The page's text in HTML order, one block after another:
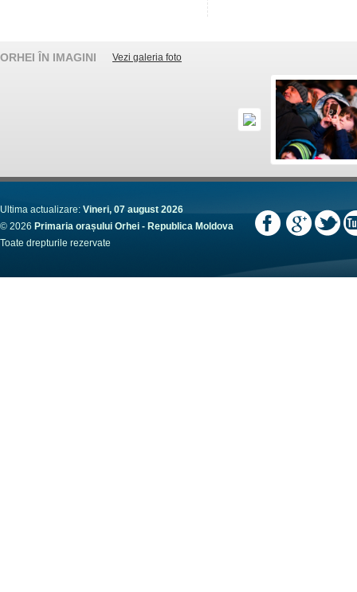
ORHEI ÎN IMAGINI Vezi galeria foto
Ultima actualizare: Vineri, 07 august 2026
© 2026 Primaria orașului Orhei - Republica Moldova
Toate drepturile rezervate